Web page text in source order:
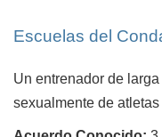
Escuelas del
Un entrenador de
sexualmente de